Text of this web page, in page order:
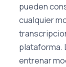
pueden
cualquier
plataforma.
entrenar